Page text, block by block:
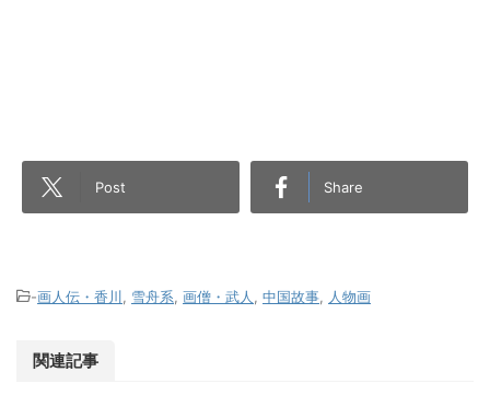
Post Share
-画人伝・香川 雪舟系 画僧・武人 中国故事 人物画
関連記事